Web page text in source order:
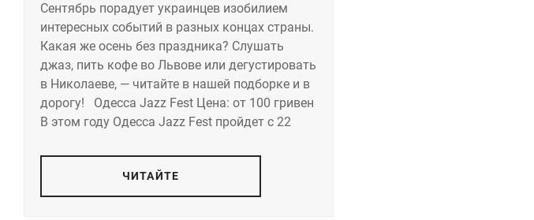
Сентябрь порадует украинцев изобилием
интересных событий в разных концах страны.
Какая же осень без праздника? Слушать
джаз, пить кофе во Львове или дегустировать
в Николаеве, — читайте в нашей подборке и в
дорогу! Одесса Jazz Fest Цена: от 100 гривен
В этом году Одесса Jazz Fest пройдет с 22
ЧИТАЙТЕ